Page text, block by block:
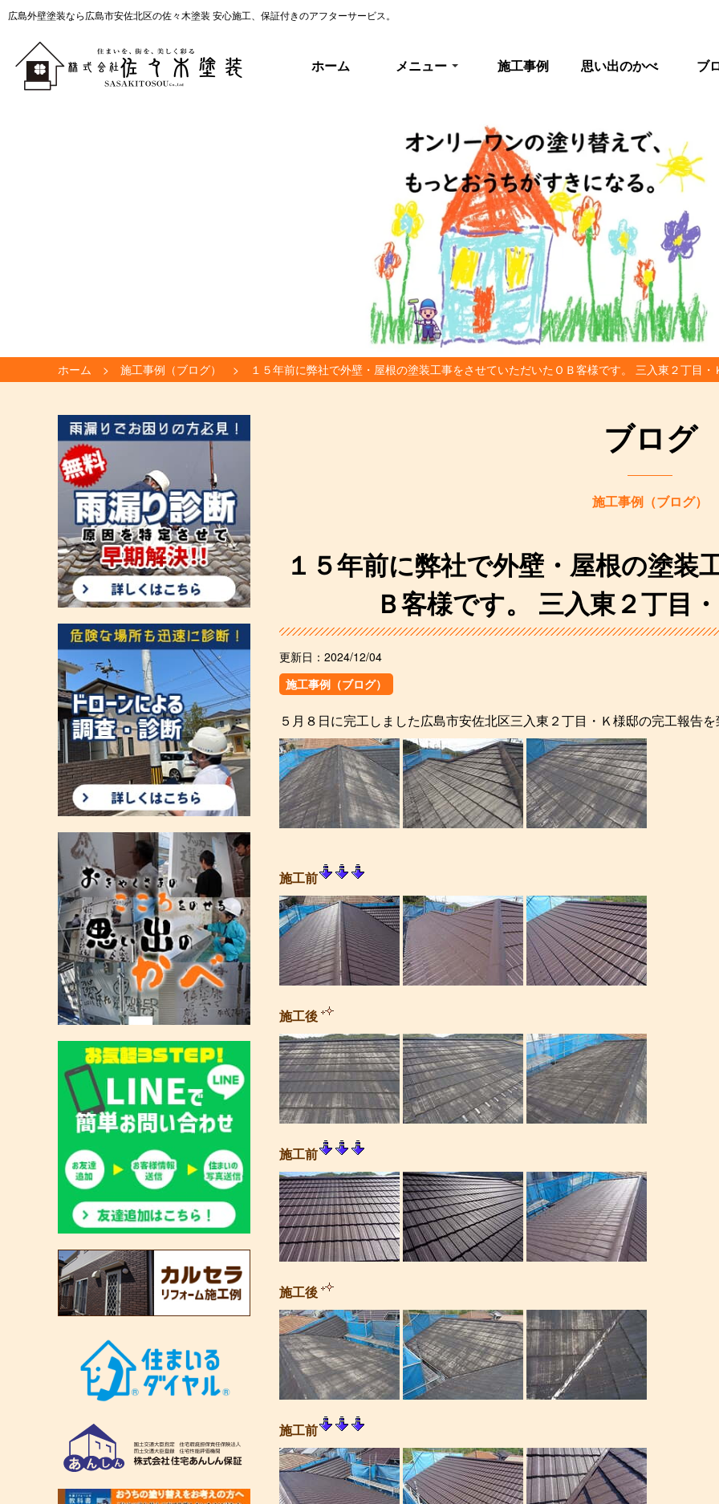
広島外壁塗装なら広島市安佐北区の佐々木塗装 安心施工、保証付きのアフターサービス。
ホーム メニュー 施工事例 思い出のかべ ブ
ホーム 施工事例（ブログ） １５年前に弊社で外壁・屋根の塗装工事をさせていただいたＯＢ客様です。 三入東２丁目
ブログ
施工事例（ブログ）
１５年前に弊社で外壁・屋根の塗装
Ｂ客様です。 三入東２丁目
更新日： 2024/12/04
施工事例（ブログ）
５月８日に完工しました広島市安佐北区三入東２丁目・Ｋ様邸の完工報告を
施工前
施工後
施工前
施工後
施工前